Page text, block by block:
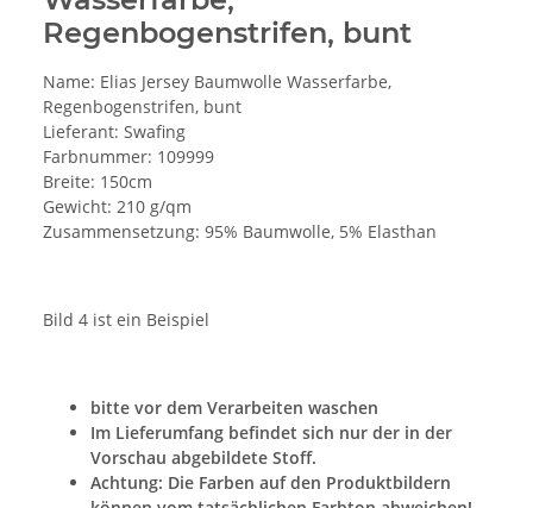
Regenbogenstrifen, bunt
Name: Elias Jersey Baumwolle Wasserfarbe,
Regenbogenstrifen, bunt
Lieferant: Swafing
Farbnummer: 109999
Breite: 150cm
Gewicht: 210 g/qm
Zusammensetzung: 95% Baumwolle, 5% Elasthan
Bild 4 ist ein Beispiel
bitte vor dem Verarbeiten waschen
Im Lieferumfang befindet sich nur der in der
Vorschau abgebildete Stoff.
Achtung: Die Farben auf den Produktbildern